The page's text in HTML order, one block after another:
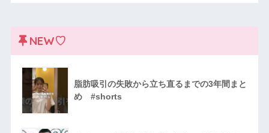
NEW♡
脂肪吸引の失敗から立ち直るまでの3年間まと
め #shorts